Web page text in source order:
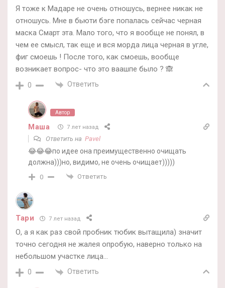
Я тоже к Мадаре не очень отношусь, вернее никак не
отношусь. Мне в бьюти бэге попалась сейчас черная
маска Смарт эта. Мало того, что я вообще не понял, в
чем ее смысл, так еще и вся морда лица черная в угле,
фиг смоешь ! После того, как смоешь, вообще
возникает вопрос- что это ваашпе было ? 🙈
0 Ответить
Автор
Маша 7 лет назад
Ответить на Pavel
😂😂😂по идее она преимущественно очищать
должна)))но, видимо, не очень очищает)))))
0 Ответить
Тари 7 лет назад
О, а я как раз свой пробник тюбик вытащила) значит
точно сегодня не жалея опробую, наверно только на
небольшом участке лица…
0 Ответить